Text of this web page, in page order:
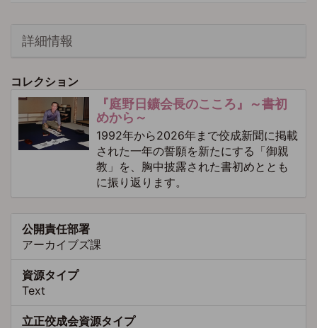
詳細情報
コレクション
『庭野日鑛会長のこころ』～書初
めから～
1992年から2026年まで佼成新聞に掲載
された一年の誓願を新たにする「御親
教」を、胸中披露された書初めととも
に振り返ります。
公開責任部署
アーカイブズ課
資源タイプ
Text
立正佼成会資源タイプ